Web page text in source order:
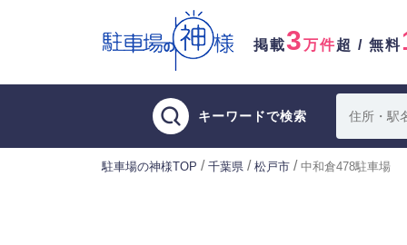
掲載3万件超 / 無料
キーワードで検索
駐車場の神様TOP / 千葉県 / 松戸市 / 中和倉478駐車場